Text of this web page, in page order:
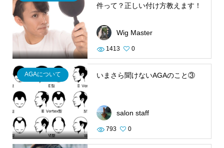
件って？正しい付け方教えます！
Wig Master
1413 0
AGAについて いまさら聞けないAGAのこと③
salon staff
793 0